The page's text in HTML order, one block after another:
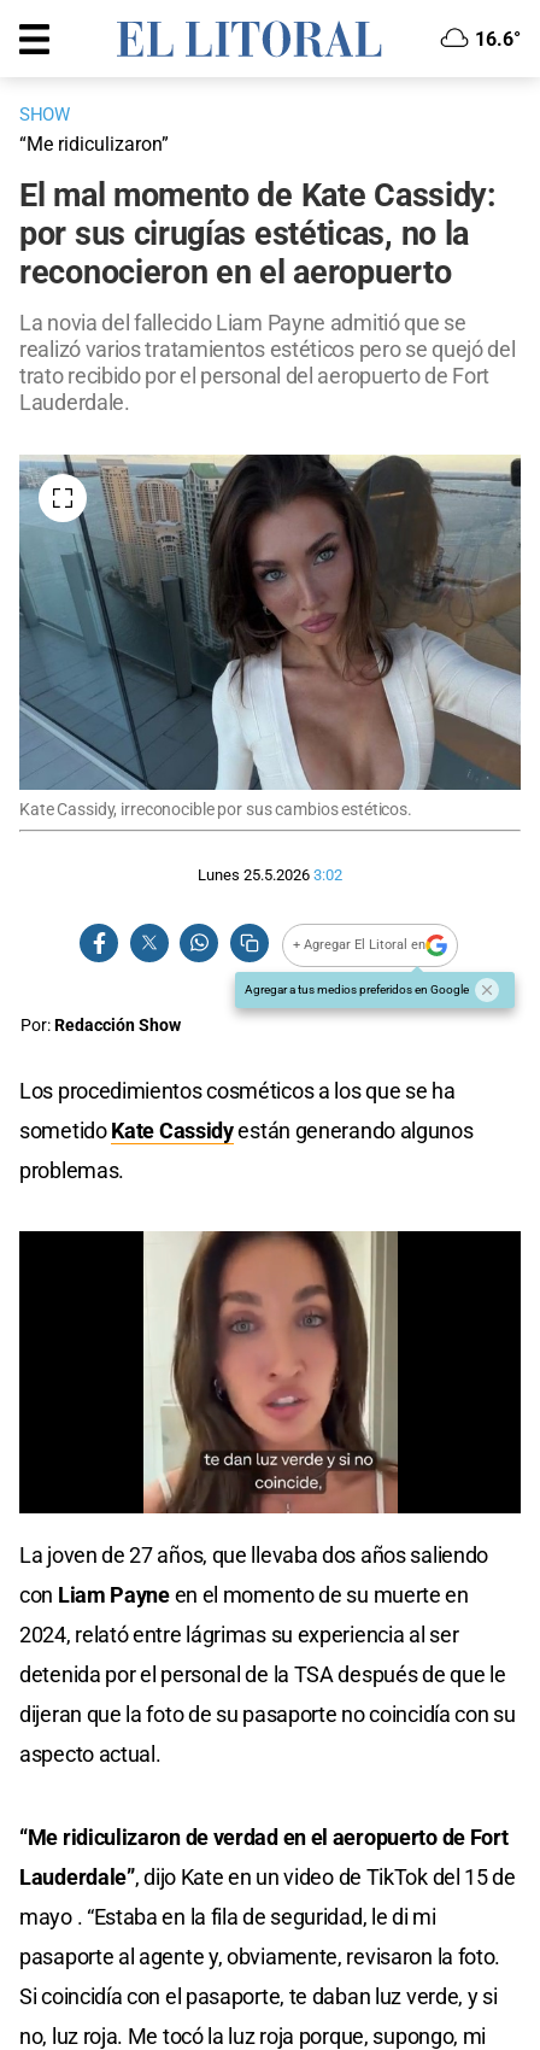
16.6°
SHOW
“Me ridiculizaron”
El mal momento de Kate Cassidy:
por sus cirugías estéticas, no la
reconocieron en el aeropuerto
La novia del fallecido Liam Payne admitió que se
realizó varios tratamientos estéticos pero se quejó del
trato recibido por el personal del aeropuerto de Fort
Lauderdale.
Kate Cassidy, irreconocible por sus cambios estéticos.
Lunes 25.5.2026 3:02
+ Agregar El Litoral en
Agregar a tus medios preferidos en Google
Por:Redacción Show
Los procedimientos cosméticos a los que se ha
sometidoKate Cassidyestán generando algunos
problemas.
of
seconds
La joven de 27 años, que llevaba dos años saliendo
con Liam Payneen el momento de su muerte en
2024, relató entre lágrimas su experiencia al ser
detenida por el personal de la TSA después de que le
dijeran que la foto de su pasaporte no coincidía con su
aspecto actual.
“Me ridiculizaron de verdad en el aeropuerto de Fort
Lauderdale”, dijo Kate en un video de TikTok del 15 de
mayo . “Estaba en la fila de seguridad, le di mi
pasaporte al agente y, obviamente, revisaron la foto.
Si coincidía con el pasaporte, te daban luz verde, y si
no, luz roja. Me tocó la luz roja porque, supongo, mi